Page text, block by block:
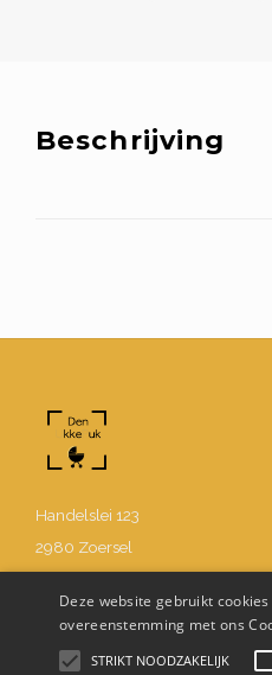
Beschrijving
Handelslei 123
2980 Zoersel
03 302 48 58
Deze website gebruikt
overeenstemming met ons
STRIKT NOODZAKELIJK